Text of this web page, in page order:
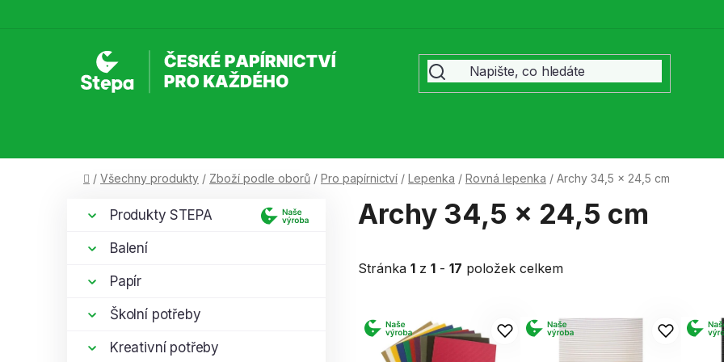
Domů
/ Všechny produkty / Zboží podle oborů / Pro papírnictví / Lepenka / Rovná lepenka / Archy 34,5 x 24,5 cm
Přeskočit
kategorie
Produkty STEPA
Balení
Papír
Školní potřeby
Kreativní potřeby
Archy 34,5 x 24,5 cm
Stránka 1 z 1 - 17 položek celkem
V
ý